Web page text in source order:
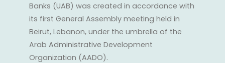
Banks (UAB) was created in accordance with
its first General Assembly meeting held in
Beirut, Lebanon, under the umbrella of the
Arab Administrative Development
Organization (AADO).